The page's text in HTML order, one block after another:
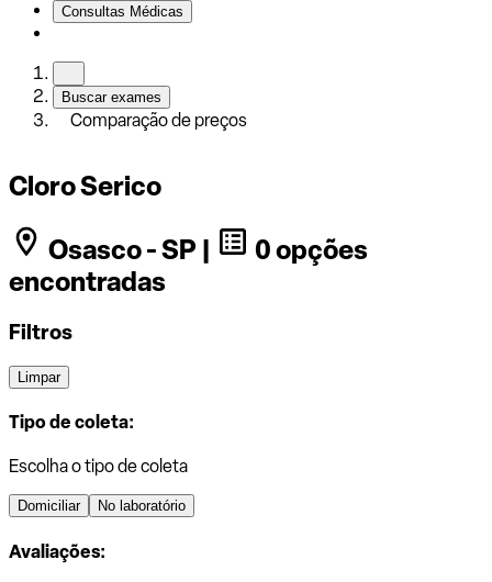
Consultas Médicas
Buscar exames
Comparação de preços
Cloro Serico
Osasco - SP |
0 opções
encontradas
Filtros
Limpar
Tipo de coleta:
Escolha o tipo de coleta
Domiciliar No laboratório
Avaliações: